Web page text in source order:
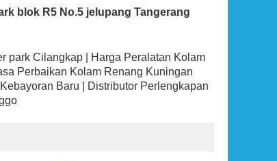
blok R5 No.5 jelupang Tangerang
park Cilangkap | Harga Peralatan Kolam
Perbaikan Kolam Renang Kuningan
Baru | Distributor Perlengkapan